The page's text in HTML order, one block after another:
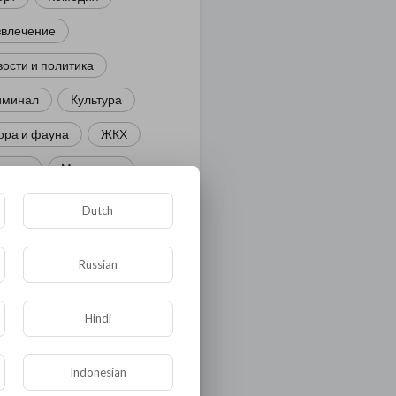
и политика
Культура
и фауна ЖКХ
Медицина
Экономика
Технологии
Dutch
Russian
Hindi
Indonesian